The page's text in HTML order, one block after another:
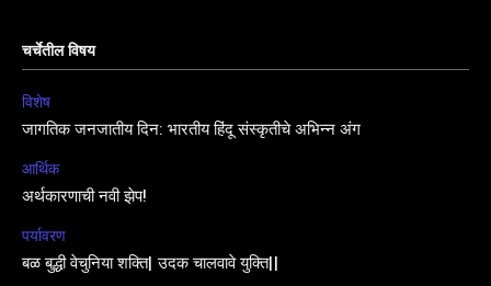
चर्चेतील विषय
विशेष
जागतिक जनजातीय दिन: भारतीय हिंदू संस्कृतीचे अभिन्न अंग
आर्थिक
अर्थकारणाची नवी झेप!
पर्यावरण
बळ बुद्धी वेचुनिया शक्ति| उदक चालवावे युक्ति||